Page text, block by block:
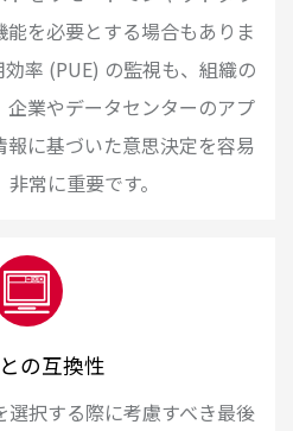
を必要とする場合もありま
率 (PUE) の監視も、組織の
業やデータセンターのアプ
報に基づいた意思決定を容易
常に重要です。
の互換性
択する際に考慮すべき最後